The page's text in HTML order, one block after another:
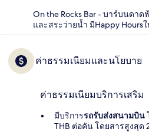
On the Rocks Bar - บาร์บนดา
และสระว่ายน้ำ มีHappy Hours
ค่าธรรมเนียมและนโยบาย
ค่าธรรมเนียมบริการเสริม
มีบริการรถรับส่งสนามบิน
THB ต่อคัน โดยสารสูงสุด